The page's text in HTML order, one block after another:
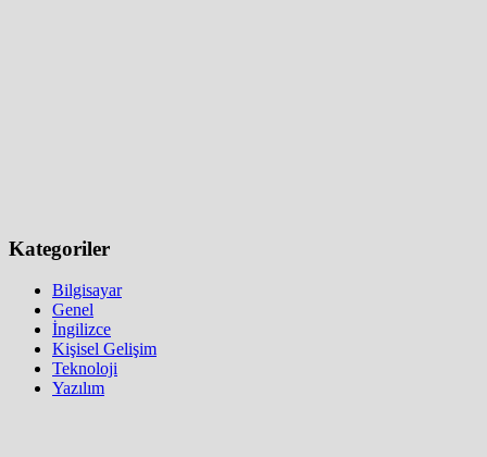
Kategoriler
Bilgisayar
Genel
İngilizce
Kişisel Gelişim
Teknoloji
Yazılım